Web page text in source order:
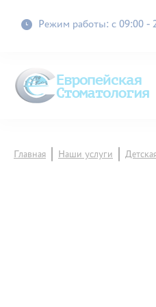
Режим работы: с 09:00 -
Главная Наши услуги